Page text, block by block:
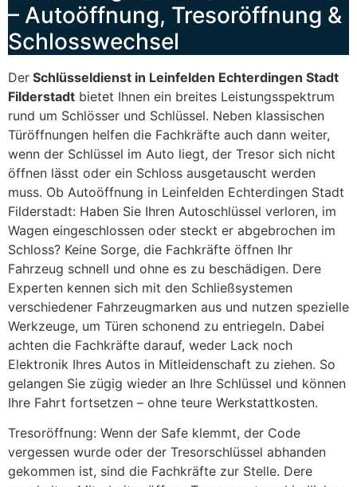
– Autoöffnung, Tresoröffnung &
Schlosswechsel
Der Schlüsseldienst in Leinfelden Echterdingen Stadt
Filderstadt bietet Ihnen ein breites Leistungsspektrum
rund um Schlösser und Schlüssel. Neben klassischen
Türöffnungen helfen die Fachkräfte auch dann weiter,
wenn der Schlüssel im Auto liegt, der Tresor sich nicht
öffnen lässt oder ein Schloss ausgetauscht werden
muss. Ob Autoöffnung in Leinfelden Echterdingen Stadt
Filderstadt: Haben Sie Ihren Autoschlüssel verloren, im
Wagen eingeschlossen oder steckt er abgebrochen im
Schloss? Keine Sorge, die Fachkräfte öffnen Ihr
Fahrzeug schnell und ohne es zu beschädigen. Dere
Experten kennen sich mit den Schließsystemen
verschiedener Fahrzeugmarken aus und nutzen spezielle
Werkzeuge, um Türen schonend zu entriegeln. Dabei
achten die Fachkräfte darauf, weder Lack noch
Elektronik Ihres Autos in Mitleidenschaft zu ziehen. So
gelangen Sie zügig wieder an Ihre Schlüssel und können
Ihre Fahrt fortsetzen – ohne teure Werkstattkosten.
Tresoröffnung: Wenn der Safe klemmt, der Code
vergessen wurde oder der Tresorschlüssel abhanden
gekommen ist, sind die Fachkräfte zur Stelle. Dere